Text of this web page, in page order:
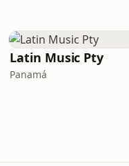
Latin Music Pty
Panamá